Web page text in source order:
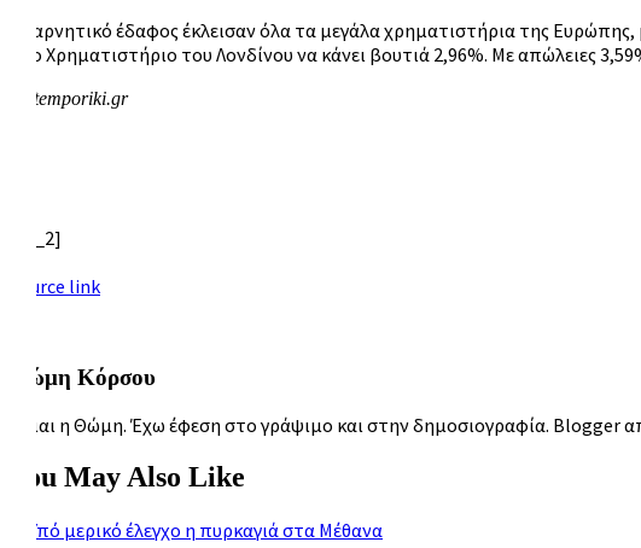
Σε αρνητικό έδαφος έκλεισαν όλα τα μεγάλα χρηματιστήρια της Ευρώπης,
στο Χρηματιστήριο του Λονδίνου να κάνει βουτιά 2,96%. Με απώλειες
naftemporiki.gr
[ad_2]
Source link
Θώμη Κόρσου
Είμαι η Θώμη. Έχω έφεση στο γράψιμο και στην δημοσιογραφία. Blogger
You May Also Like